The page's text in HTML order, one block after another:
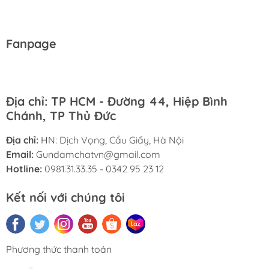
Fanpage
Địa chỉ: TP HCM - Đường 44, Hiệp Bình
Chánh, TP Thủ Đức
Địa chỉ: HN: Dịch Vọng, Cầu Giấy, Hà Nội
Email: Gundamchatvn@gmail.com
Hotline: 0981.31.33.35 - 0342 95 23 12
Kết nối với chúng tôi
Phương thức thanh toán